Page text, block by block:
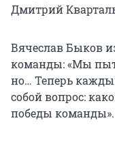
Дмитрий
Вячеслав Быков
команды: «Мы
но… Теперь
собой вопрос:
победы команды».